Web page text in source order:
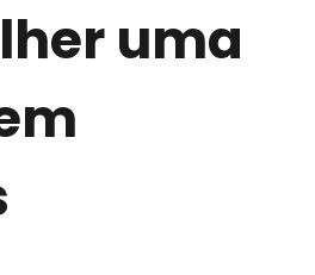
uma